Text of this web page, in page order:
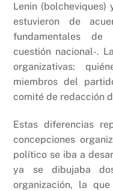
Lenin (bolcheviques)
estuvieron de
fundamentales de
cuestión nacional-.
organizativas:
miembros del
comité de redacción
Estas diferencias
concepciones
político se iba a
ya se dibujaba
organización, la